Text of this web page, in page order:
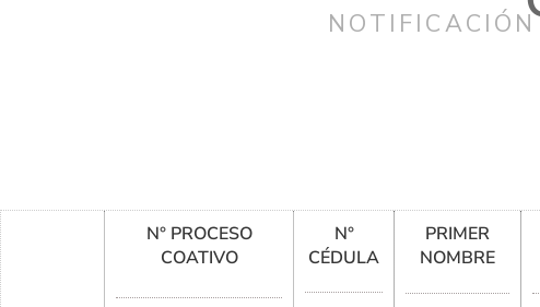
N° PROCESO
COATIVO
N°
CÉDULA
PRIMER
NOMBRE